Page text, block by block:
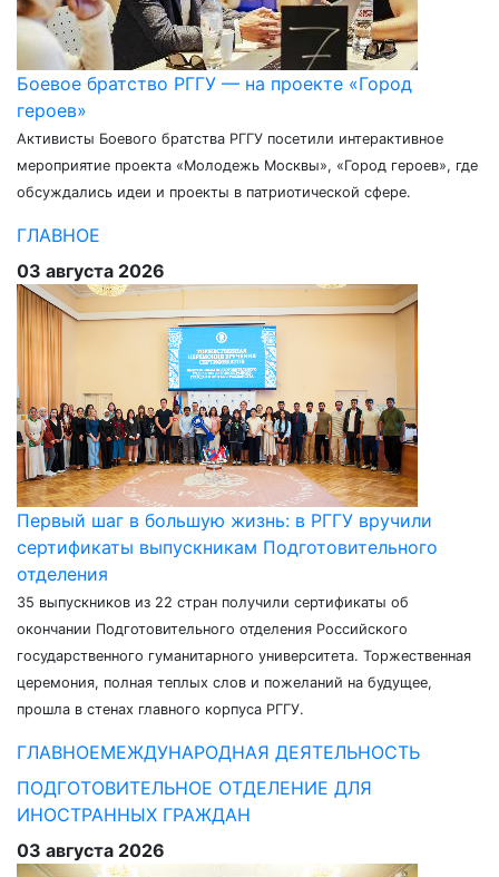
Боевое братство РГГУ — на проекте «Город
героев»
Активисты Боевого братства РГГУ посетили интерактивное
мероприятие проекта «Молодежь Москвы», «Город героев», где
обсуждались идеи и проекты в патриотической сфере.
ГЛАВНОЕ
03 августа 2026
Первый шаг в большую жизнь: в РГГУ вручили
сертификаты выпускникам Подготовительного
отделения
35 выпускников из 22 стран получили сертификаты об
окончании Подготовительного отделения Российского
государственного гуманитарного университета. Торжественная
церемония, полная теплых слов и пожеланий на будущее,
прошла в стенах главного корпуса РГГУ.
ГЛАВНОЕМЕЖДУНАРОДНАЯ ДЕЯТЕЛЬНОСТЬ
ПОДГОТОВИТЕЛЬНОЕ ОТДЕЛЕНИЕ ДЛЯ
ИНОСТРАННЫХ ГРАЖДАН
03 августа 2026